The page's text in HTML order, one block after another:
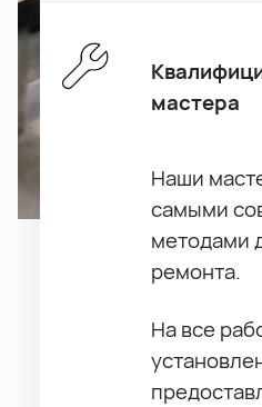
мастера
Наши
самыми
методами
ремонта.
На все